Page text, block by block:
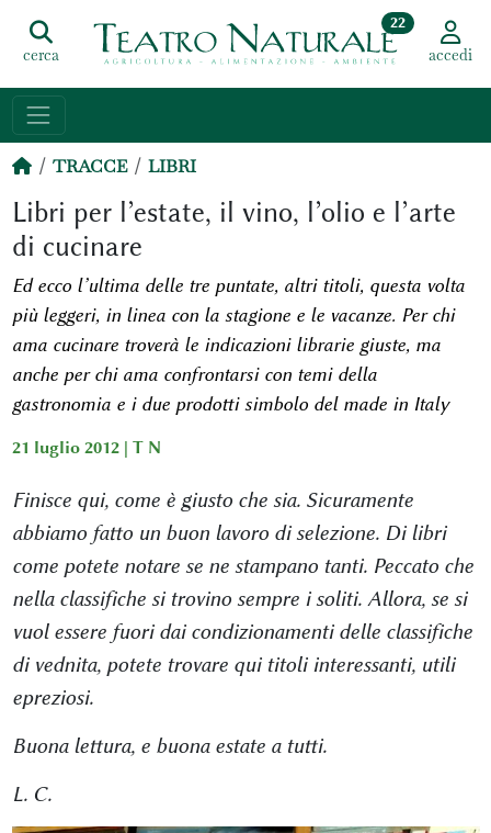
cerca
22
accedi
TRACCE LIBRI
Libri per l’estate, il vino, l’olio e l’arte
di cucinare
Ed ecco l’ultima delle tre puntate, altri titoli, questa volta
più leggeri, in linea con la stagione e le vacanze. Per chi
ama cucinare troverà le indicazioni librarie giuste, ma
anche per chi ama confrontarsi con temi della
gastronomia e i due prodotti simbolo del made in Italy
21 luglio 2012 | T N
Finisce qui, come è giusto che sia. Sicuramente
abbiamo fatto un buon lavoro di selezione. Di libri
come potete notare se ne stampano tanti. Peccato che
nella classifiche si trovino sempre i soliti. Allora, se si
vuol essere fuori dai condizionamenti delle classifiche
di vednita, potete trovare qui titoli interessanti, utili
epreziosi.
Buona lettura, e buona estate a tutti.
L. C.